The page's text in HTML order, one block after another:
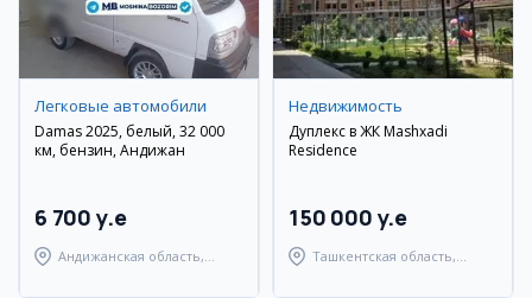
Легковые автомобили
Damas 2025, белый, 32 000
км, бензин, Андижан
6 700 y.e
Андижанская область,
Недвижимость
Дуплекс в ЖК Mashxadi
Residence
150 000 y.e
Ташкентская область,